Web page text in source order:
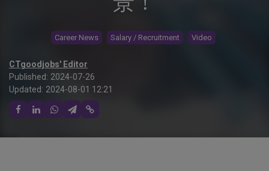
Career News Salary / Recruitment Video
CTgoodjobs' Editor
Published: 2024-07-26
Updated: 2024-08-01 12:21